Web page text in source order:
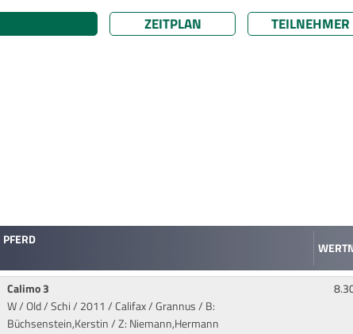
ZEITPLAN TEILNEHMER
PFERD
Calimo 3
W / Old / Schi / 2011 / Califax / Grannus/ B:
Büchsenstein,Kerstin / Z: Niemann,Hermann